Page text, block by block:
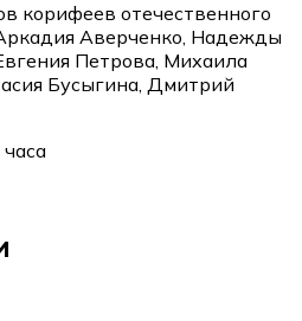
корифеев отечественного
Аверченко, Надежды
Петрова, Михаила
Бусыгина, Дмитрий
часа